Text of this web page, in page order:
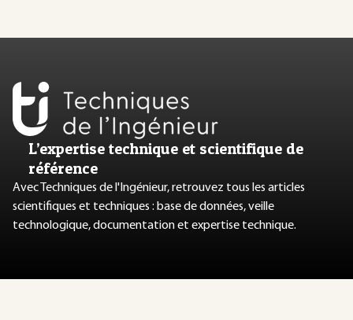
L’expertise technique et scientifique de
référence
Avec Techniques de l'Ingénieur, retrouvez tous les articles
scientifiques et techniques : base de données, veille
technologique, documentation et expertise technique.